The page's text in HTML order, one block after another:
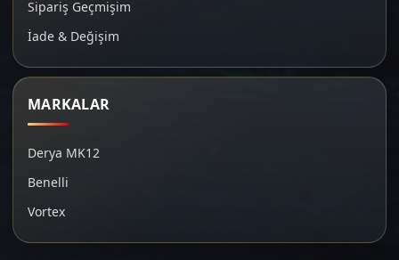
Sipariş Geçmişim
İade & Değişim
MARKALAR
Derya MK12
Benelli
Vortex